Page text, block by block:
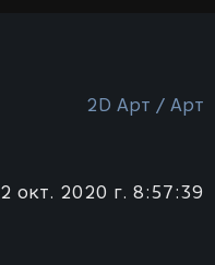
2D Арт / Арт
2 окт. 2020 г. 8:57:39